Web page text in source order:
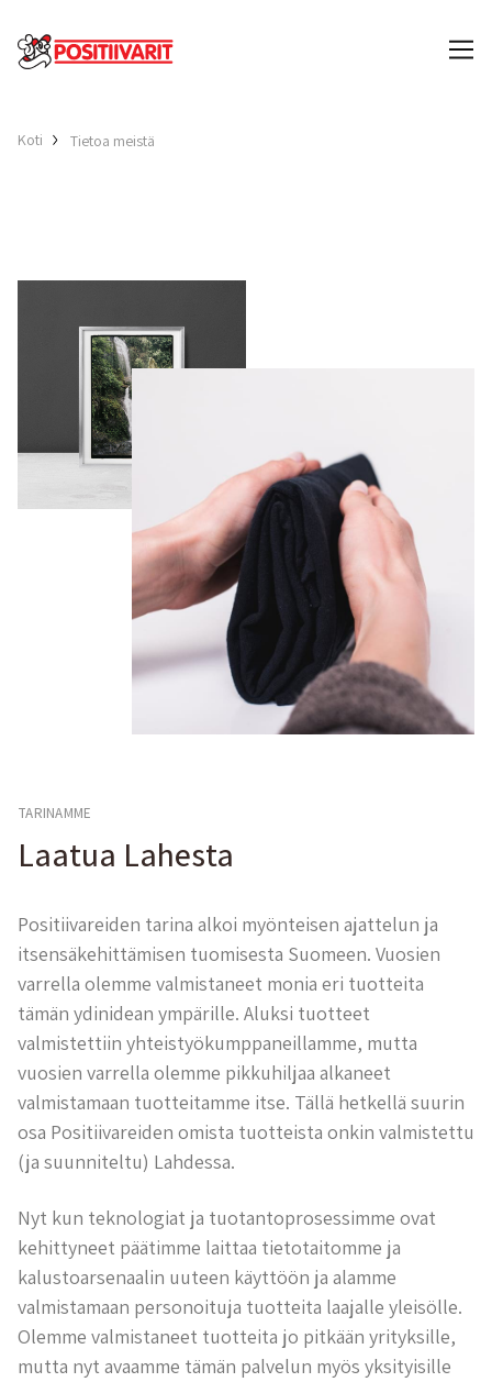
Koti Tietoa meistä
TARINAMME
Laatua Lahesta
Positiivareiden tarina alkoi myönteisen ajattelun ja
itsensäkehittämisen tuomisesta Suomeen. Vuosien
varrella olemme valmistaneet monia eri tuotteita
tämän ydinidean ympärille. Aluksi tuotteet
valmistettiin yhteistyökumppaneillamme, mutta
vuosien varrella olemme pikkuhiljaa alkaneet
valmistamaan tuotteitamme itse. Tällä hetkellä suurin
osa Positiivareiden omista tuotteista onkin valmistettu
(ja suunniteltu) Lahdessa.
Nyt kun teknologiat ja tuotantoprosessimme ovat
kehittyneet päätimme laittaa tietotaitomme ja
kalustoarsenaalin uuteen käyttöön ja alamme
valmistamaan personoituja tuotteita laajalle yleisölle.
Olemme valmistaneet tuotteita jo pitkään yrityksille,
mutta nyt avaamme tämän palvelun myös yksityisille